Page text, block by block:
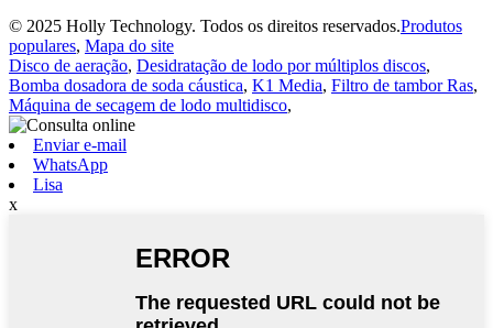
© 2025 Holly Technology. Todos os direitos reservados.Produtos
populares, Mapa do site
Disco de aeração, Desidratação de lodo por múltiplos discos,
Bomba dosadora de soda cáustica, K1 Media, Filtro de tambor Ras,
Máquina de secagem de lodo multidisco,
Enviar e-mail
WhatsApp
Lisa
x